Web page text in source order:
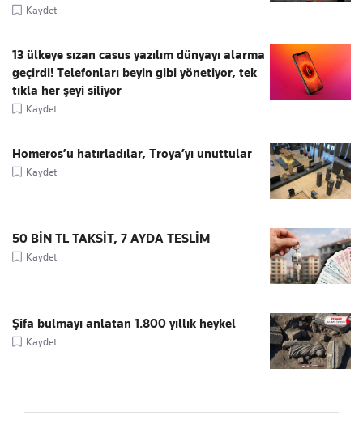
Kaydet
13 ülkeye sızan casus yazılım dünyayı alarma
geçirdi! Telefonları beyin gibi yönetiyor, tek
tıkla her şeyi siliyor
Kaydet
Homeros’u hatırladılar, Troya’yı unuttular
Kaydet
50 BİN TL TAKSİT, 7 AYDA TESLİM
Kaydet
Şifa bulmayı anlatan 1.800 yıllık heykel
Kaydet